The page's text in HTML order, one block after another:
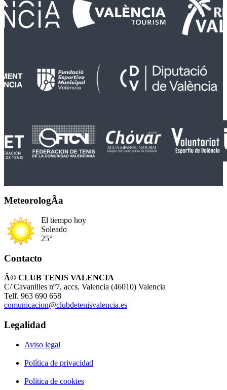
MeteorologÃ­a
El tiempo hoy
Soleado
25°
Contacto
Â© CLUB TENIS VALENCIA
C/ Cavanilles nº7, accs. Valencia (46010) Valencia
Telf. 963 690 658
comunicacion@clubdetenisvalencia.es
Legalidad
Aviso legal
Política de privacidad
Política de cookies